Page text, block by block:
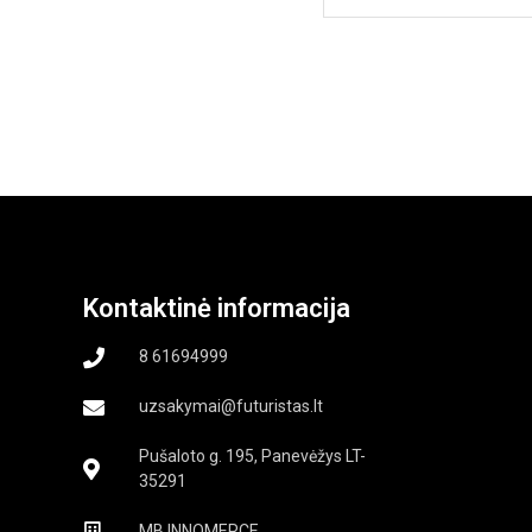
Kontaktinė informacija
8 61694999
uzsakymai@futuristas.lt
Pušaloto g. 195, Panevėžys LT-
35291